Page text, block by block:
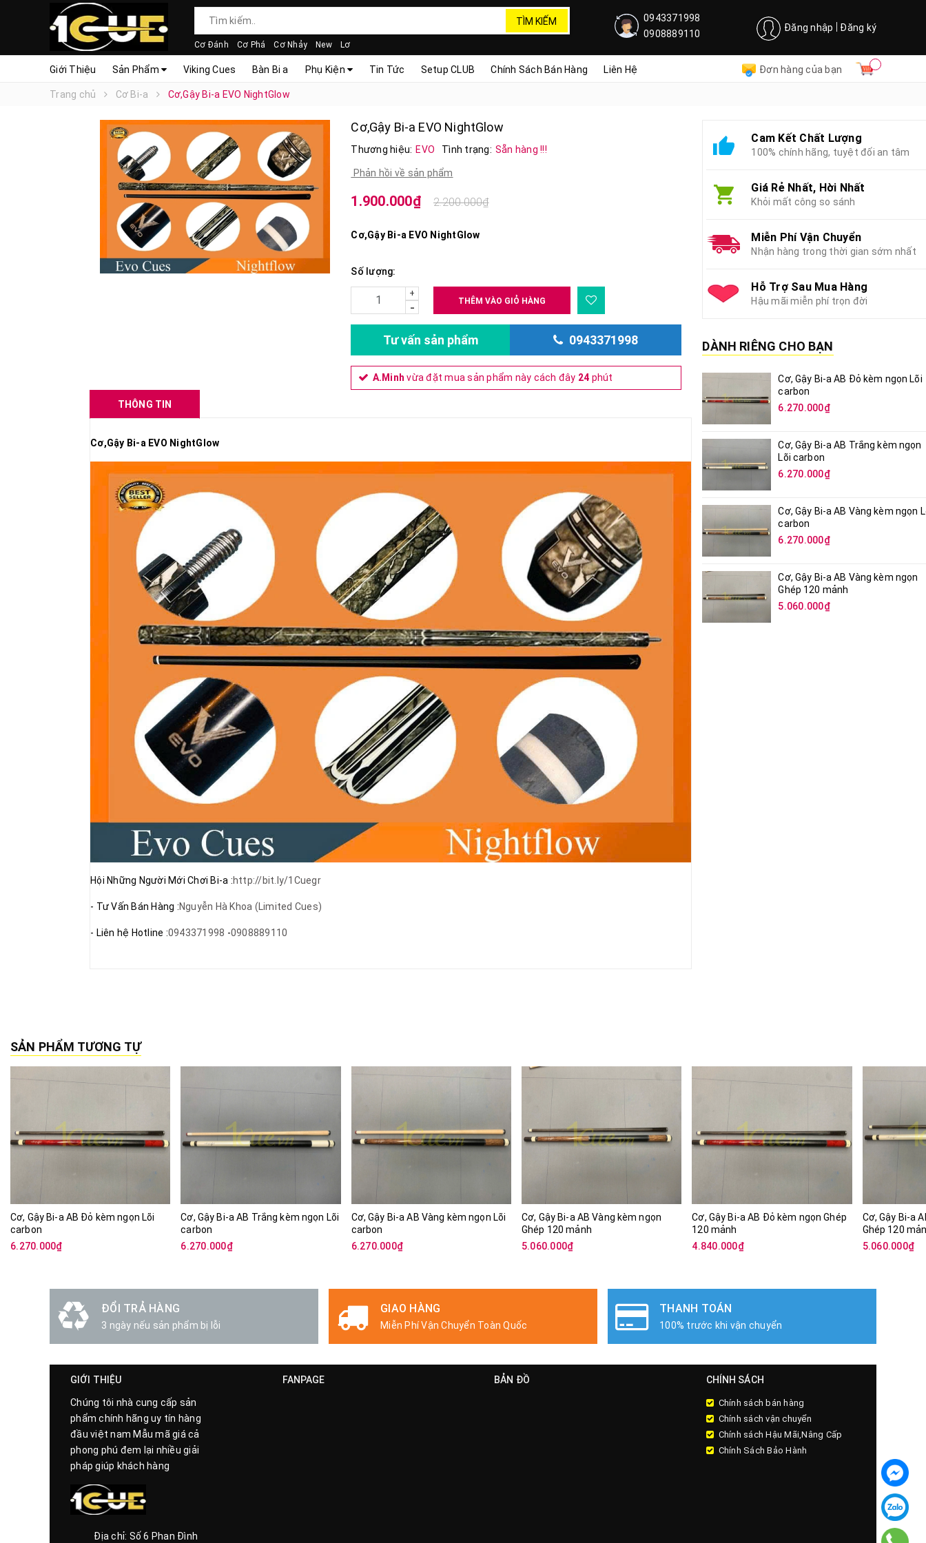
TÌM KIẾM
Cơ Đánh Cơ Phá Cơ Nhảy New Lơ
Đăng nhập Đăng ký
0943371998
0908889110
Giới Thiệu Sản Phẩm Viking Cues Bàn Bi a Phụ Kiện Tin Tức Setup CLUB Chính Sách Bán Hàng Liên Hệ Đơn hàng của bạn
Trang chủ Cơ Bi-a Cơ,Gậy Bi-a EVO NightGlow
Cơ,Gậy Bi-a EVO NightGlow
Thương hiệu: EVO Tình trạng: Sẵn hàng !!!
Phản hồi về sản phẩm
1.900.000₫ 2.200.000₫
Cơ,Gậy Bi-a EVO NightGlow
Số lượng:
+
- THÊM VÀO GIỎ HÀNG
Tư vấn sản phẩm 0943371998
A.Minh vừa đặt mua sản phẩm này cách đây 24 phút
THÔNG TIN
Cơ,Gậy Bi-a EVO NightGlow
Hội Những Người Mới Chơi Bi-a :http://bit.ly/1Cuegr
- Tư Vấn Bán Hàng :Nguyễn Hà Khoa (Limited Cues)
- Liên hệ Hotline :0943371998 -0908889110
Cam Kết Chất Lượng
100% chính hãng, tuyệt đối an tâm
Giá Rẻ Nhất, Hời Nhất
Khỏi mất công so sánh
Miễn Phí Vận Chuyển
Nhận hàng trong thời gian sớm nhất
Hỗ Trợ Sau Mua Hàng
Hậu mãi miễn phí trọn đời
DÀNH RIÊNG CHO BẠN
Cơ, Gậy Bi-a AB Đỏ kèm ngọn Lõi
carbon
6.270.000₫
Cơ, Gậy Bi-a AB Trắng kèm ngọn
Lõi carbon
6.270.000₫
Cơ, Gậy Bi-a AB Vàng kèm ngọn
carbon
6.270.000₫
Cơ, Gậy Bi-a AB Vàng kèm ngọn
Ghép 120 mảnh
5.060.000₫
SẢN PHẨM TƯƠNG TỰ
Cơ, Gậy Bi-a AB Đỏ kèm ngọn Lõi
carbon
6.270.000₫
Cơ, Gậy Bi-a AB Trắng kèm ngọn Lõi
carbon
6.270.000₫
Cơ, Gậy Bi-a AB Vàng kèm ngọn Lõi
carbon
6.270.000₫
Cơ, Gậy Bi-a AB Vàng kèm ngọn
Ghép 120 mảnh
5.060.000₫
Cơ, Gậy Bi-a AB Đỏ kèm ngọn Ghép
120 mảnh
4.840.000₫
Cơ, Gậy Bi-a
Ghép 120
5.060.000₫
ĐỔI TRẢ HÀNG
3 ngày nếu sản phẩm bị lỗi
GIAO HÀNG
Miễn Phí Vận Chuyển Toàn Quốc
THANH TOÁN
100% trước khi vận chuyển
GIỚI THIỆU
Chúng tôi nhà cung cấp sản
phẩm chính hãng uy tín hàng
đầu việt nam Mẫu mã giá cả
phong phú đem lại nhiều giải
pháp giúp khách hàng
Địa chỉ: Số 6 Phan Đình
FANPAGE BẢN ĐỒ CHÍNH SÁCH
Chính sách bán hàng
Chính sách vận chuyển
Chính sách Hậu Mãi,Nâng Cấp
Chính Sách Bảo Hành